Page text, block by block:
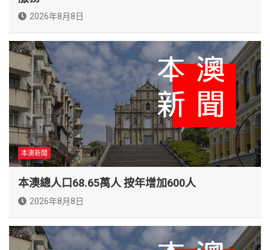
2026年8月8日
本澳新聞
本澳總人口68.65萬人 按年增加600人
2026年8月8日